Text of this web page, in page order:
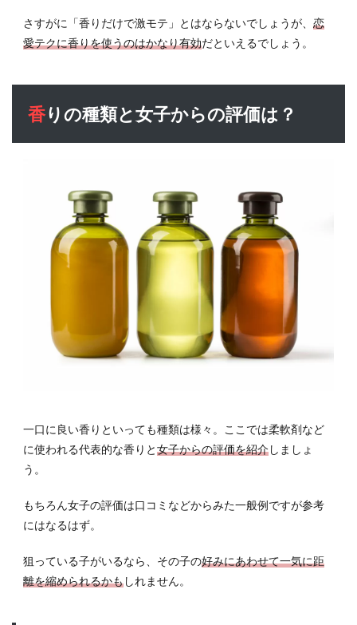
さすがに「香りだけで激モテ」とはならないでしょうが、 恋
愛テクに香りを使うのはかなり有効だといえるでしょう。
香りの種類と女子からの評価は？
一口に良い香りといっても種類は様々。ここでは柔軟剤など
に使われる代表的な香りと女子からの評価を紹介しましょ
う。
もちろん女子の評価は口コミなどからみた一般例ですが参考
にはなるはず。
狙っている子がいるなら、その子の好みにあわせて一気に距
離を縮められるかもしれません。